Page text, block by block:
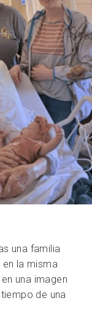
una familia
la misma
una imagen
de una